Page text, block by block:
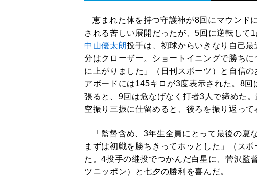
恵まれた体を持つ守護神が8回にマウンド
される苦しい展開だったが、5回に逆転して
中山優太朗投手は、初球からいきなり自己
分はクローザー。ショートイニングで勝ち
に上がりました」（日刊スポーツ）と自信
アボードには145キロが3度表示された。8
張ると、9回は危なげなく打者3人で締めた
空振り三振に仕留めると、後ろを振り返って
「監督含め、3年生全員にとって最後の夏
まずは初戦を勝ちきってホッとした」（ス
た。4投手の継投でつかんだ白星に、菅沢監
ツニッポン）と七夕の勝利を喜んだ。